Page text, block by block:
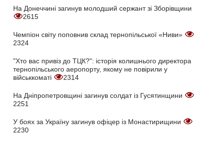
На Донеччині загинув молодший сержант зі Зборівщини
2615
Чемпіон світу поповнив склад тернопільської «Ниви»
2324
"Хто вас привіз до ТЦК?": історія колишнього директора
тернопільського аеропорту, якому не повірили у
військкоматі
2314
На Дніпропетровщині загинув солдат із Гусятинщини
2251
У боях за Україну загинув офіцер із Монастирищини
2230